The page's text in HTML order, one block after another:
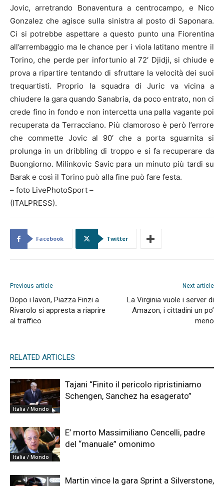
Jovic, arretrando Bonaventura a centrocampo, e Nico
Gonzalez che agisce sulla sinistra al posto di Saponara.
Ci si potrebbe aspettare a questo punto una Fiorentina
all’arrembaggio ma le chance per i viola latitano mentre il
Torino, che perde per infortunio al 72′ Djidji, si chiude e
prova a ripartire tentando di sfruttare la velocità dei suoi
trequartisti. Proprio la squadra di Juric va vicina a
chiudere la gara quando Sanabria, da poco entrato, non ci
crede fino in fondo e non intercetta una palla vagante poi
recuperata da Terracciano. Più clamoroso è però l’errore
che commette Jovic al 90′ che a porta sguarnita si
prolunga in un dribbling di troppo e si fa recuperare da
Buongiorno. Milinkovic Savic para un minuto più tardi su
Barak e così il Torino può alla fine può fare festa.
– foto LivePhotoSport –
(ITALPRESS).
Facebook Twitter
Previous article
Dopo i lavori, Piazza Finzi a
Rivarolo si appresta a riaprire
al traffico
Next article
La Virginia vuole i server di
Amazon, i cittadini un po’
meno
RELATED ARTICLES
Italia / Mondo
Tajani “Finito il pericolo ripristiniamo
Schengen, Sanchez ha esagerato”
Italia / Mondo
E’ morto Massimiliano Cencelli, padre
del “manuale” omonimo
Martin vince la gara Sprint a Silverstone,